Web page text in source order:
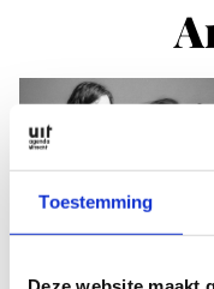
Toestemming
MUZIEK